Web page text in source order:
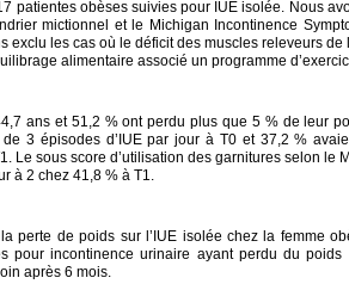
patientes obèses suivies pour IUE isolée. Nous
mictionnel et le Michigan Incontinence
exclu les cas où le déficit des muscles releveurs de
alimentaire associé un programme
ans et 51,2 % ont perdu plus que 5 % de leur
3 épisodes d’IUE par jour à T0 et 37,2 %
Le sous score d’utilisation des garnitures selon le
à 2 chez 41,8 % à T1.
perte de poids sur l’IUE isolée chez la femme
pour incontinence urinaire ayant perdu du
après 6 mois.